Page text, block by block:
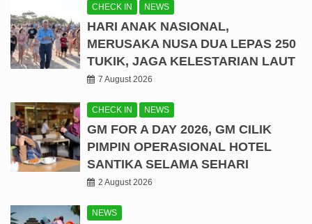
CHECK IN NEWS
HARI ANAK NASIONAL,
MERUSAKA NUSA DUA LEPAS 250
TUKIK, JAGA KELESTARIAN LAUT
7 August 2026
CHECK IN NEWS
GM FOR A DAY 2026, GM CILIK
PIMPIN OPERASIONAL HOTEL
SANTIKA SELAMA SEHARI
2 August 2026
NEWS